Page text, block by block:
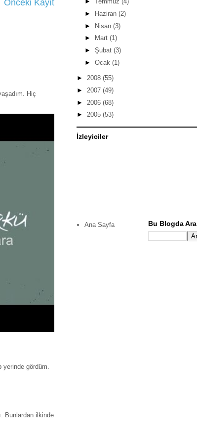
Önceki Kayıt
Hiç
gördüm.
Bunlardan ilkinde
►
Haziran (2)
► Nisan (3)
►
Mart (1)
► Şubat (3)
► Ocak (1)
► 2008 (55)
► 2007 (49)
► 2006 (68)
► 2005 (53)
İzleyiciler
Ana Sayfa Bu Blogda Ara